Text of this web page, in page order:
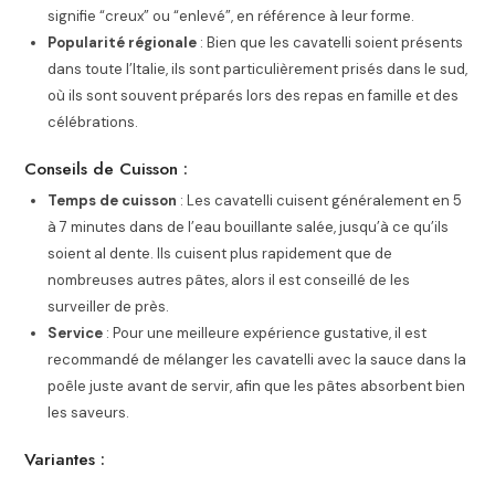
signifie “creux” ou “enlevé”, en référence à leur forme.
Popularité régionale : Bien que les cavatelli soient présents
dans toute l’Italie, ils sont particulièrement prisés dans le sud,
où ils sont souvent préparés lors des repas en famille et des
célébrations.
Conseils de Cuisson :
Temps de cuisson : Les cavatelli cuisent généralement en 5
à 7 minutes dans de l’eau bouillante salée, jusqu’à ce qu’ils
soient al dente. Ils cuisent plus rapidement que de
nombreuses autres pâtes, alors il est conseillé de les
surveiller de près.
Service : Pour une meilleure expérience gustative, il est
recommandé de mélanger les cavatelli avec la sauce dans la
poêle juste avant de servir, afin que les pâtes absorbent bien
les saveurs.
Variantes :